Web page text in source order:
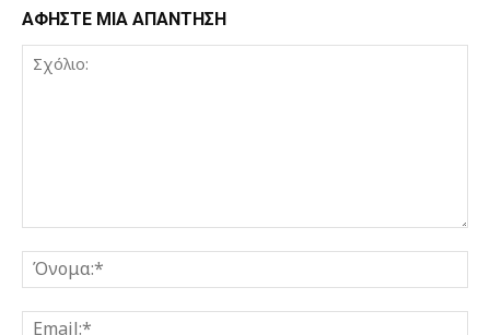
ΑΦΗΣΤΕ ΜΙΑ ΑΠΑΝΤΗΣΗ